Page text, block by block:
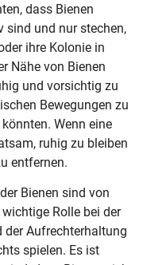
dass Bienen
sind und nur stechen,
ihre Kolonie in
Nähe von Bienen
und vorsichtig zu
Bewegungen zu
Wenn eine
ruhig zu bleiben
entfernen.
Bienen sind von
Rolle bei der
der Aufrechterhaltung
spielen. Es ist